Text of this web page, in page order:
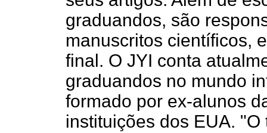
graduandos, são
manuscritos científicos,
final. O JYI conta
graduandos no mundo
formado por ex-alunos
instituições dos EUA.